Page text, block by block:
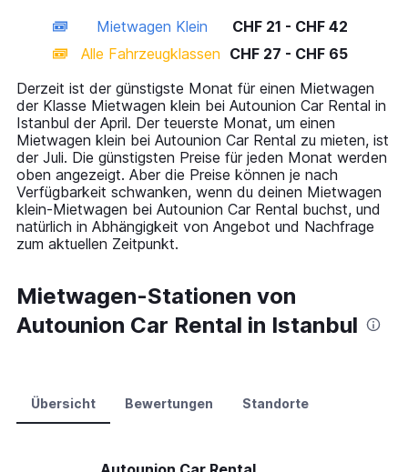
displaying
categories.
Range:
14
categories.
The
chart
has
1
Y
axis
displaying
values.
Range:
to
75.
Mietwagen Klein
CHF 21 - CHF 42
Alle Fahrzeugklassen CHF 27 - CHF 65
Derzeit ist der günstigste Monat für einen Mietwagen
der Klasse Mietwagen klein bei Autounion Car Rental in
Istanbul der April. Der teuerste Monat, um einen
Mietwagen klein bei Autounion Car Rental zu mieten, ist
der Juli. Die günstigsten Preise für jeden Monat werden
oben angezeigt. Aber die Preise können je nach
Verfügbarkeit schwanken, wenn du deinen Mietwagen
klein-Mietwagen bei Autounion Car Rental buchst, und
natürlich in Abhängigkeit von Angebot und Nachfrage
zum aktuellen Zeitpunkt.
Mietwagen-Stationen von
Autounion Car Rental in Istanbul
Übersicht Bewertungen Standorte